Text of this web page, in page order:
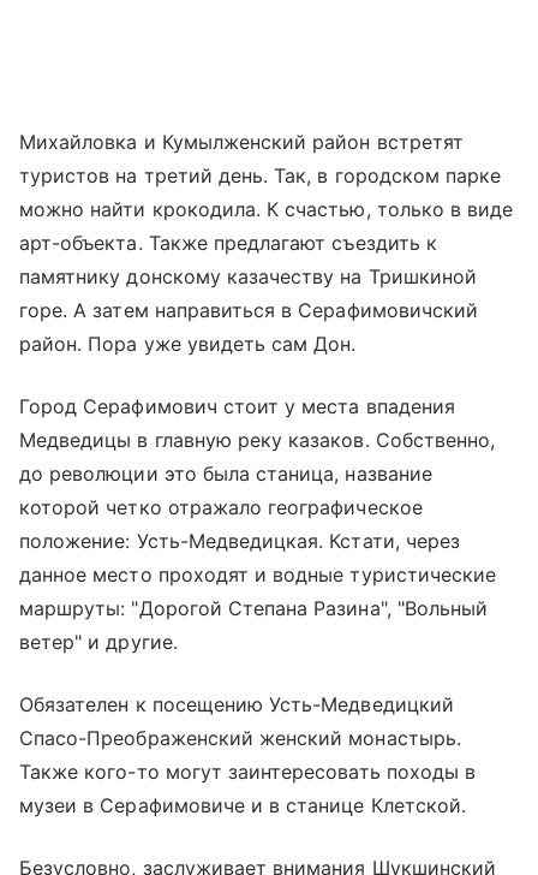
Михайловка и Кумылженский район встретят
туристов на третий день. Так, в городском парке
можно найти крокодила. К счастью, только в виде
арт-объекта. Также предлагают съездить к
памятнику донскому казачеству на Тришкиной
горе. А затем направиться в Серафимовичский
район. Пора уже увидеть сам Дон.
Город Серафимович стоит у места впадения
Медведицы в главную реку казаков. Собственно,
до революции это была станица, название
которой четко отражало географическое
положение: Усть-Медведицкая. Кстати, через
данное место проходят и водные туристические
маршруты: "Дорогой Степана Разина", "Вольный
ветер" и другие.
Обязателен к посещению Усть-Медведицкий
Спасо-Преображенский женский монастырь.
Также кого-то могут заинтересовать походы в
музеи в Серафимовиче и в станице Клетской.
Безусловно, заслуживает внимания Шукшинский